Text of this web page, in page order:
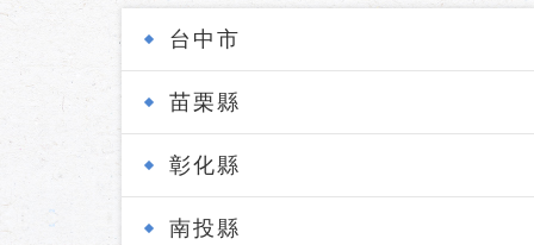
台中市
苗栗縣
彰化縣
南投縣